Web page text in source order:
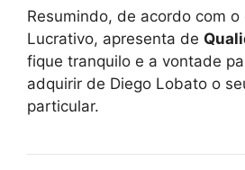
Resumindo, de acordo com o
Lucrativo, apresenta de
fique tranquilo e a vontade
adquirir de Diego Lobato o
particular.